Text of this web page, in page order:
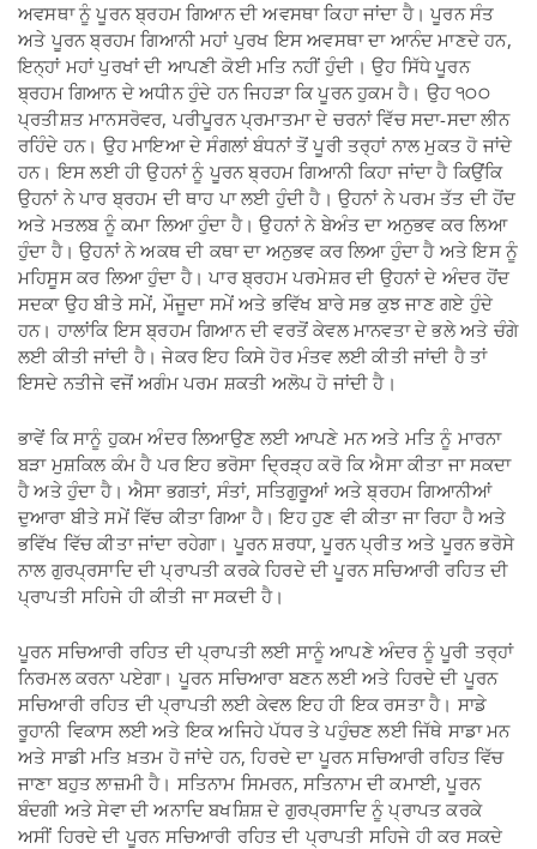
ਅਵਸਥਾ ਨੂੰ ਪੂਰਨ ਬ੍ਰਹਮ ਗਿਆਨ ਦੀ ਅਵਸਥਾ ਕਿਹਾ ਜਾਂਦਾ ਹੈ। ਪੂਰਨ ਸੰਤ
ਅਤੇ ਪੂਰਨ ਬ੍ਰਹਮ ਗਿਆਨੀ ਮਹਾਂ ਪੁਰਖ ਇਸ ਅਵਸਥਾ ਦਾ ਆਨੰਦ ਮਾਣਦੇ ਹਨ,
ਇਨ੍ਹਾਂ ਮਹਾਂ ਪੁਰਖਾਂ ਦੀ ਆਪਣੀ ਕੋਈ ਮਤਿ ਨਹੀਂ ਹੁੰਦੀ। ਉਹ ਸਿੱਧੇ ਪੂਰਨ
ਬ੍ਰਹਮ ਗਿਆਨ ਦੇ ਅਧੀਨ ਹੁੰਦੇ ਹਨ ਜਿਹੜਾ ਕਿ ਪੂਰਨ ਹੁਕਮ ਹੈ। ਉਹ ੧੦੦
ਪ੍ਰਤੀਸ਼ਤ ਮਾਨਸਰੋਵਰ, ਪਰੀਪੂਰਨ ਪ੍ਰਮਾਤਮਾ ਦੇ ਚਰਨਾਂ ਵਿੱਚ ਸਦਾ-ਸਦਾ ਲੀਨ
ਰਹਿੰਦੇ ਹਨ। ਉਹ ਮਾਇਆ ਦੇ ਸੰਗਲਾਂ ਬੰਧਨਾਂ ਤੋਂ ਪੂਰੀ ਤਰ੍ਹਾਂ ਨਾਲ ਮੁਕਤ ਹੋ ਜਾਂਦੇ
ਹਨ। ਇਸ ਲਈ ਹੀ ਉਹਨਾਂ ਨੂੰ ਪੂਰਨ ਬ੍ਰਹਮ ਗਿਆਨੀ ਕਿਹਾ ਜਾਂਦਾ ਹੈ ਕਿਉਂਕਿ
ਉਹਨਾਂ ਨੇ ਪਾਰ ਬ੍ਰਹਮ ਦੀ ਥਾਹ ਪਾ ਲਈ ਹੁੰਦੀ ਹੈ। ਉਹਨਾਂ ਨੇ ਪਰਮ ਤੱਤ ਦੀ ਹੋਂਦ
ਅਤੇ ਮਤਲਬ ਨੂੰ ਕਮਾ ਲਿਆ ਹੁੰਦਾ ਹੈ। ਉਹਨਾਂ ਨੇ ਬੇਅੰਤ ਦਾ ਅਨੁਭਵ ਕਰ ਲਿਆ
ਹੁੰਦਾ ਹੈ। ਉਹਨਾਂ ਨੇ ਅਕਥ ਦੀ ਕਥਾ ਦਾ ਅਨੁਭਵ ਕਰ ਲਿਆ ਹੁੰਦਾ ਹੈ ਅਤੇ ਇਸ ਨੂੰ
ਮਹਿਸੂਸ ਕਰ ਲਿਆ ਹੁੰਦਾ ਹੈ। ਪਾਰ ਬ੍ਰਹਮ ਪਰਮੇਸ਼ਰ ਦੀ ਉਹਨਾਂ ਦੇ ਅੰਦਰ ਹੋਂਦ
ਸਦਕਾ ਉਹ ਬੀਤੇ ਸਮੇਂ, ਮੌਜੂਦਾ ਸਮੇਂ ਅਤੇ ਭਵਿੱਖ ਬਾਰੇ ਸਭ ਕੁਝ ਜਾਣ ਗਏ ਹੁੰਦੇ
ਹਨ। ਹਾਲਾਂਕਿ ਇਸ ਬ੍ਰਹਮ ਗਿਆਨ ਦੀ ਵਰਤੋਂ ਕੇਵਲ ਮਾਨਵਤਾ ਦੇ ਭਲੇ ਅਤੇ ਚੰਗੇ
ਲਈ ਕੀਤੀ ਜਾਂਦੀ ਹੈ। ਜੇਕਰ ਇਹ ਕਿਸੇ ਹੋਰ ਮੰਤਵ ਲਈ ਕੀਤੀ ਜਾਂਦੀ ਹੈ ਤਾਂ
ਇਸਦੇ ਨਤੀਜੇ ਵਜੋਂ ਅਗੰਮ ਪਰਮ ਸ਼ਕਤੀ ਅਲੋਪ ਹੋ ਜਾਂਦੀ ਹੈ।
ਭਾਵੇਂ ਕਿ ਸਾਨੂੰ ਹੁਕਮ ਅੰਦਰ ਲਿਆਉਣ ਲਈ ਆਪਣੇ ਮਨ ਅਤੇ ਮਤਿ ਨੂੰ ਮਾਰਨਾ
ਬੜਾ ਮੁਸ਼ਕਿਲ ਕੰਮ ਹੈ ਪਰ ਇਹ ਭਰੋਸਾ ਦ੍ਰਿੜ੍ਹ ਕਰੋ ਕਿ ਐਸਾ ਕੀਤਾ ਜਾ ਸਕਦਾ
ਹੈ ਅਤੇ ਹੁੰਦਾ ਹੈ। ਐਸਾ ਭਗਤਾਂ, ਸੰਤਾਂ, ਸਤਿਗੁਰੂਆਂ ਅਤੇ ਬ੍ਰਹਮ ਗਿਆਨੀਆਂ
ਦੁਆਰਾ ਬੀਤੇ ਸਮੇਂ ਵਿੱਚ ਕੀਤਾ ਗਿਆ ਹੈ। ਇਹ ਹੁਣ ਵੀ ਕੀਤਾ ਜਾ ਰਿਹਾ ਹੈ ਅਤੇ
ਭਵਿੱਖ ਵਿੱਚ ਕੀਤਾ ਜਾਂਦਾ ਰਹੇਗਾ। ਪੂਰਨ ਸ਼ਰਧਾ, ਪੂਰਨ ਪ੍ਰੀਤ ਅਤੇ ਪੂਰਨ ਭਰੋਸੇ
ਨਾਲ ਗੁਰਪ੍ਰਸਾਦਿ ਦੀ ਪ੍ਰਾਪਤੀ ਕਰਕੇ ਹਿਰਦੇ ਦੀ ਪੂਰਨ ਸਚਿਆਰੀ ਰਹਿਤ ਦੀ
ਪ੍ਰਾਪਤੀ ਸਹਿਜੇ ਹੀ ਕੀਤੀ ਜਾ ਸਕਦੀ ਹੈ।
ਪੂਰਨ ਸਚਿਆਰੀ ਰਹਿਤ ਦੀ ਪ੍ਰਾਪਤੀ ਲਈ ਸਾਨੂੰ ਆਪਣੇ ਅੰਦਰ ਨੂੰ ਪੂਰੀ ਤਰ੍ਹਾਂ
ਨਿਰਮਲ ਕਰਨਾ ਪਏਗਾ। ਪੂਰਨ ਸਚਿਆਰਾ ਬਣਨ ਲਈ ਅਤੇ ਹਿਰਦੇ ਦੀ ਪੂਰਨ
ਸਚਿਆਰੀ ਰਹਿਤ ਦੀ ਪ੍ਰਾਪਤੀ ਲਈ ਕੇਵਲ ਇਹ ਹੀ ਇਕ ਰਸਤਾ ਹੈ। ਸਾਡੇ
ਰੂਹਾਨੀ ਵਿਕਾਸ ਲਈ ਅਤੇ ਇਕ ਅਜਿਹੇ ਪੱਧਰ ਤੇ ਪਹੁੰਚਣ ਲਈ ਜਿੱਥੇ ਸਾਡਾ ਮਨ
ਅਤੇ ਸਾਡੀ ਮਤਿ ਖ਼ਤਮ ਹੋ ਜਾਂਦੇ ਹਨ, ਹਿਰਦੇ ਦਾ ਪੂਰਨ ਸਚਿਆਰੀ ਰਹਿਤ ਵਿੱਚ
ਜਾਣਾ ਬਹੁਤ ਲਾਜ਼ਮੀ ਹੈ। ਸਤਿਨਾਮ ਸਿਮਰਨ, ਸਤਿਨਾਮ ਦੀ ਕਮਾਈ, ਪੂਰਨ
ਬੰਦਗੀ ਅਤੇ ਸੇਵਾ ਦੀ ਅਨਾਦਿ ਬਖਸ਼ਿਸ਼ ਦੇ ਗੁਰਪ੍ਰਸਾਦਿ ਨੂੰ ਪ੍ਰਾਪਤ ਕਰਕੇ
ਅਸੀਂ ਹਿਰਦੇ ਦੀ ਪੂਰਨ ਸਚਿਆਰੀ ਰਹਿਤ ਦੀ ਪ੍ਰਾਪਤੀ ਸਹਿਜੇ ਹੀ ਕਰ ਸਕਦੇ